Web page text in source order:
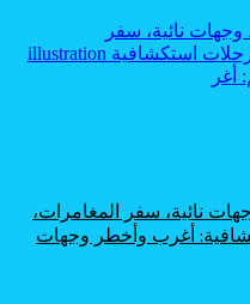
نائية، سفر المغامرات،
أغرب وأخطر وجهات